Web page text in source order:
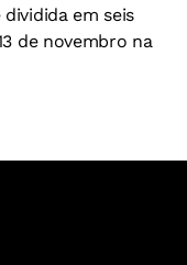
dividida em seis
de novembro na